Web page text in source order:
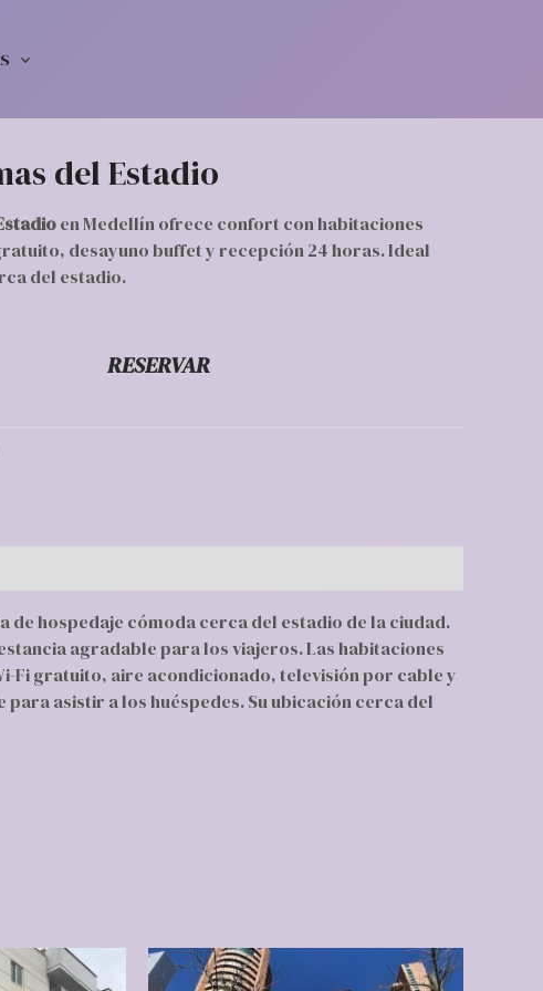
del Estadio
en Medellín ofrece confort con habitaciones
desayuno buffet y recepción 24 horas. Ideal
del estadio.
RESERVAR
hospedaje cómoda cerca del estadio de la ciudad.
agradable para los viajeros. Las habitaciones
Fi gratuito, aire acondicionado, televisión por cable y
asistir a los huéspedes. Su ubicación cerca del